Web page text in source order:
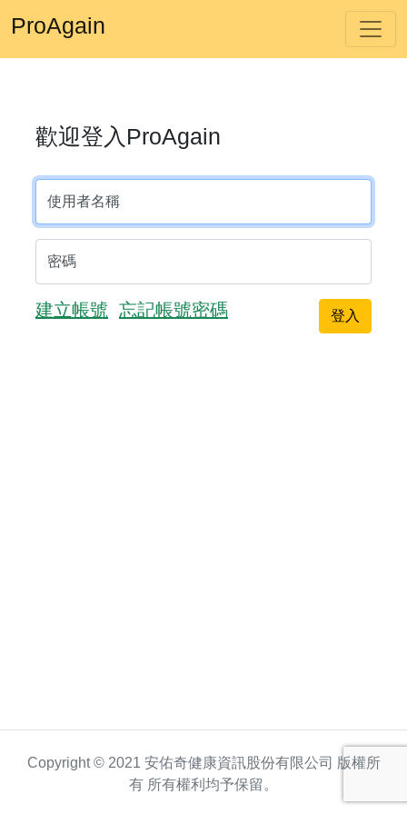
ProAgain
歡迎登入ProAgain
使用者名稱
密碼
建立帳號 忘記帳號密碼
Copyright © 2021 安佑奇健康資訊股份有限公司 版權所
有 所有權利均予保留。